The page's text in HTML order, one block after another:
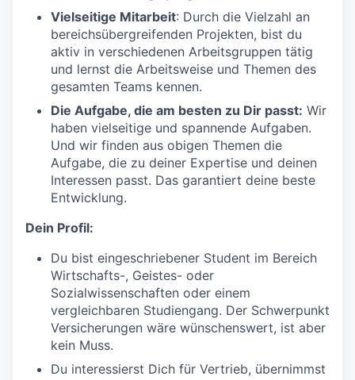
Vielseitige Mitarbeit: Durch die Vielzahl an
bereichsübergreifenden Projekten, bist du
aktiv in verschiedenen Arbeitsgruppen tätig
und lernst die Arbeitsweise und Themen des
gesamten Teams kennen.
Die Aufgabe, die am besten zu Dir passt: Wir
haben vielseitige und spannende Aufgaben.
Und wir finden aus obigen Themen die
Aufgabe, die zu deiner Expertise und deinen
Interessen passt. Das garantiert deine beste
Entwicklung.
Dein Profil:
Du bist eingeschriebener Student im Bereich
Wirtschafts-, Geistes- oder
Sozialwissenschaften oder einem
vergleichbaren Studiengang. Der Schwerpunkt
Versicherungen wäre wünschenswert, ist aber
kein Muss.
Du interessierst Dich für Vertrieb, übernimmst